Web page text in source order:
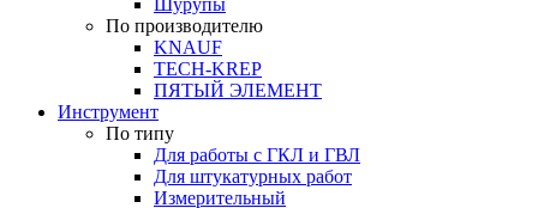
Шурупы
По производителю
KNAUF
TECH-KREP
ПЯТЫЙ ЭЛЕМЕНТ
Инструмент
По типу
Для работы с ГКЛ и ГВЛ
Для штукатурных работ
Измерительный